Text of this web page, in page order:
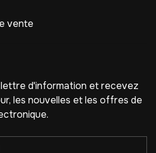
vente
d'information et recevez
les nouvelles et les offres de